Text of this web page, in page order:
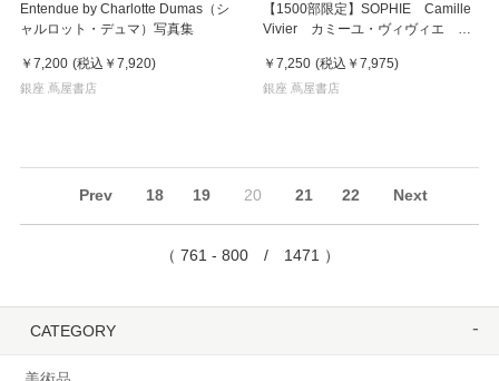
Entendue by Charlotte Dumas（シ
ャルロット・デュマ）写真集
￥7,200 (税込 ￥7,920)
銀座 蔦屋書店
【1500部限定】SOPHIE Camille
Vivier カミーユ・ヴィヴィエ 写
￥7,250 (税込 ￥7,975)
銀座 蔦屋書店
Prev 18 19 20 21 22 Next
（ 761 - 800 / 1471 ）
CATEGORY